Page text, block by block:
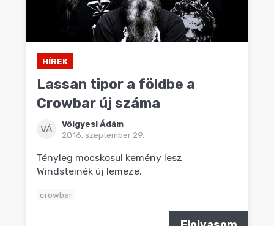
HÍREK
Lassan tipor a földbe a
Crowbar új száma
VÁ
Völgyesi Ádám
2016. szeptember 29.
Tényleg mocskosul kemény lesz
Windsteinék új lemeze.
crowbar